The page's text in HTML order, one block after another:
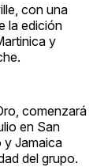
con una
la edición
y
comenzará
en San
y Jamaica
del grupo.